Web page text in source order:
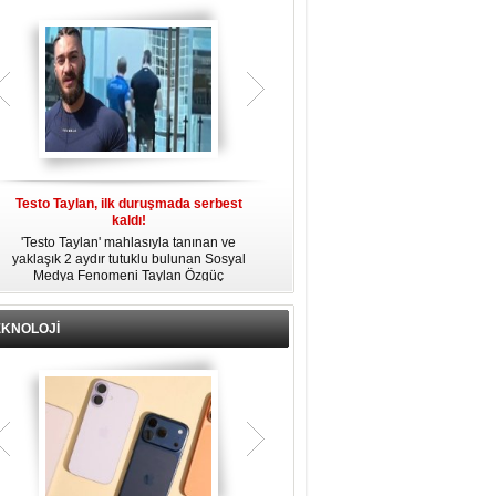
'Çay Tutuklusu’ Yusuf Güney, tahliye
edildi!
Bir yayında 'Ayahuska' isimli çayı
özendirdiği ifadeler kullandığı
gerekçesiyle tutuklanan şarkıcı Yusuf
Güney, 'Ev Hapsi' şartıyla serbest
bırakıldı.